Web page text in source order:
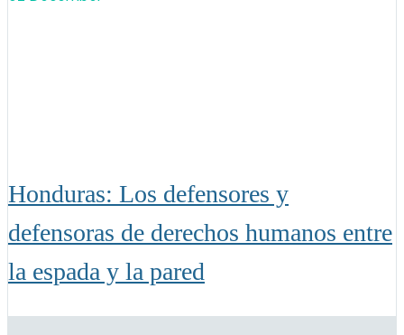
Honduras: Los defensores y
defensoras de derechos humanos entre
la espada y la pared